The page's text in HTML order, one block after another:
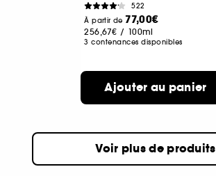
522
À partir de 77,00€
256,67€ / 100ml
3 contenances disponibles
Ajouter au panier
Voir plus de produits